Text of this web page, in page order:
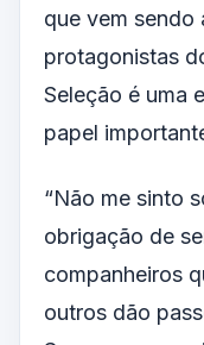
que vem
protagonistas
Seleção é uma
papel
“Não me sinto
obrigação de
companheiros
outros dão